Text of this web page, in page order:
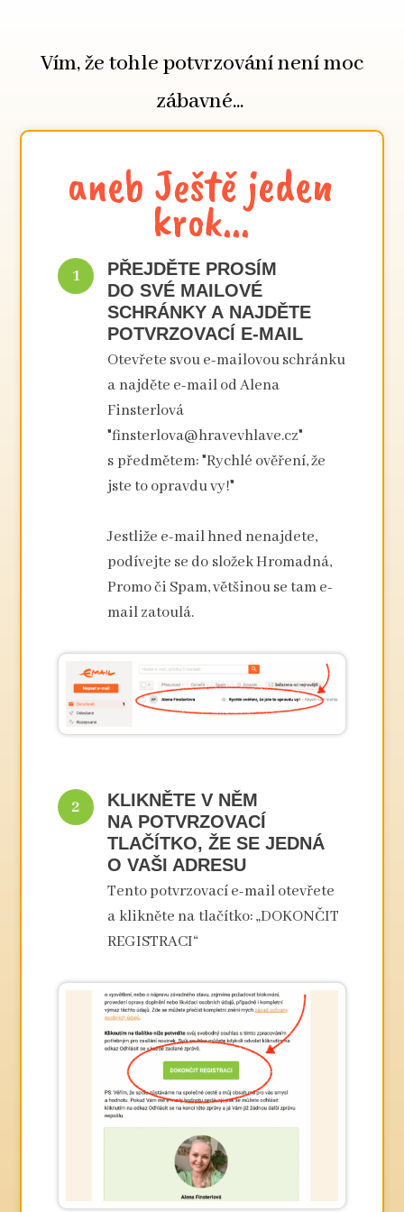
Vím, že tohle potvrzování není moc
zábavné...
aneb Ještě jeden
krok...
1
PŘEJDĚTE PROSÍM
DO SVÉ MAILOVÉ
SCHRÁNKY A NAJDĚTE
POTVRZOVACÍ E-MAIL
Otevřete svou e-mailovou schránku
a najděte e-mail od Alena
Finsterlová
"finsterlova@hravevhlave.cz"
s předmětem: "Rychlé ověření, že
jste to opravdu vy!"
Jestliže e-mail hned nenajdete,
podívejte se do složek Hromadná,
Promo či Spam, většinou se tam e-
mail zatoulá.
2
KLIKNĚTE V NĚM
NA POTVRZOVACÍ
TLAČÍTKO, ŽE SE JEDNÁ
O VAŠI ADRESU
Tento potvrzovací e-mail otevřete
a klikněte na tlačítko: „DOKONČIT
REGISTRACI“